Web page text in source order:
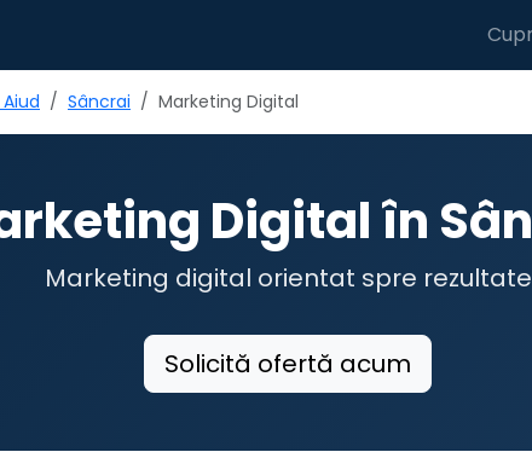
Sâncrai Marketing Digital
Digital în
Marketing digital orientat spre rezultate
Solicită ofertă acum